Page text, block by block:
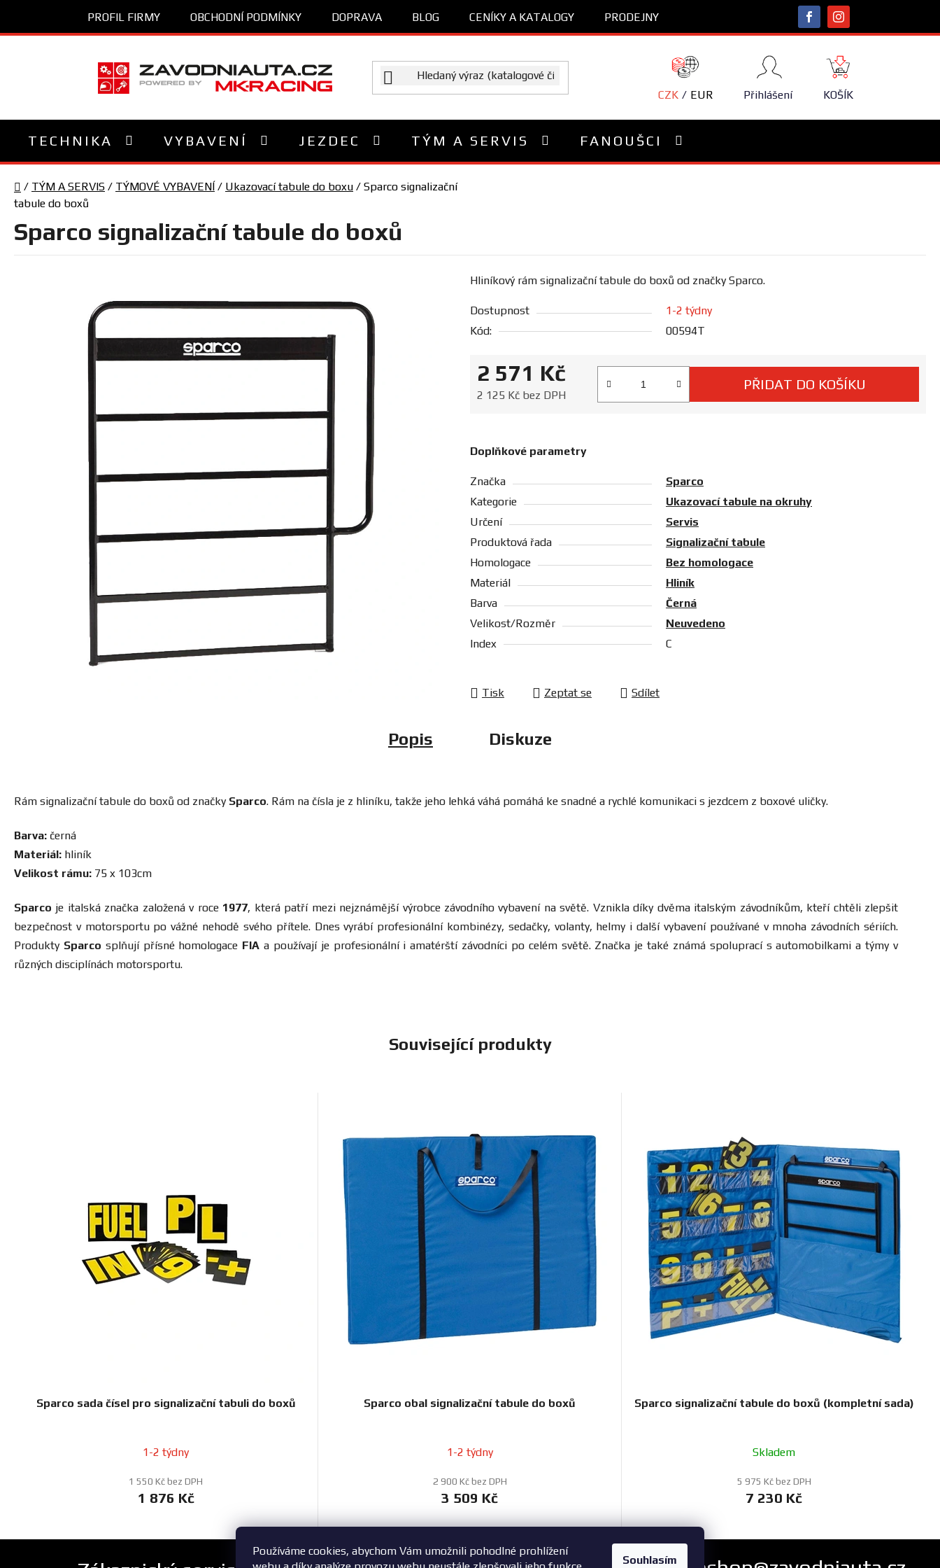
Používáme cookies, abychom Vám umožnili pohodlné prohlížení
Souhlasím
obsah
PROFIL FIRMY OBCHODNÍ PODMÍNKY DOPRAVA BLOG CENÍKY A KATALOGY PRODEJNY
CZK EUR Přihlášení
NÁKUPNÍ
KOŠÍK
KOŠÍK
TECHNIKA VYBAVENÍ JEZDEC TÝM A SERVIS FANOUŠCI
Domů
/ TÝM A SERVIS / TÝMOVÉ VYBAVENÍ / Ukazovací tabule do boxu / Sparco signalizační
tabule do boxů
Sparco signalizační tabule do boxů
Hliníkový rám signalizační tabule do boxů od značky Sparco.
Dostupnost
1-2 týdny
Kód:
00594T
2 571 Kč
2 125 Kč bez DPH
PŘIDAT DO KOŠÍKU
Doplňkové parametry
Značka
Sparco
Kategorie
Ukazovací tabule na okruhy
Určení
Servis
Produktová řada
Signalizační tabule
Homologace
Bez homologace
Materiál
Hliník
Barva
Černá
Velikost/Rozměr
Neuvedeno
Index
C
Tisk Zeptat se Sdílet
Popis Diskuze
Rám signalizační tabule do boxů od značky Sparco. Rám na čísla je z hliníku, takže jeho lehká váhá pomáhá ke snadné a rychlé komunikaci s jezdcem z boxové uličky.
Barva: černá
Materiál: hliník
Velikost rámu: 75 x 103cm
Sparco je italská značka založená v roce 1977, která patří mezi nejznámější výrobce závodního vybavení na světě. Vznikla díky dvěma italským závodníkům, kteří chtěli zlepšit
bezpečnost v motorsportu po vážné nehodě svého přítele. Dnes vyrábí profesionální kombinézy, sedačky, volanty, helmy i další vybavení používané v mnoha závodních sériích.
Produkty Sparco splňují přísné homologace FIA a používají je profesionální i amatérští závodníci po celém světě. Značka je také známá spoluprací s automobilkami a týmy v
různých disciplínách motorsportu.
Související produkty
Sparco sada čísel pro signalizační tabuli do boxů
1-2 týdny
1 550 Kč bez DPH
1 876 Kč
Sparco obal signalizační tabule do boxů
1-2 týdny
2 900 Kč bez DPH
3 509 Kč
Sparco signalizační tabule do boxů (kompletní sada)
Skladem
5 975 Kč bez DPH
7 230 Kč